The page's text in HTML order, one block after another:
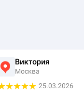
Виктория
Москва
25.03.2026